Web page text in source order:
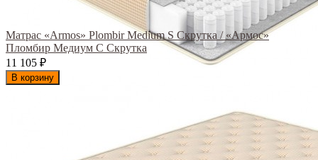
Матрас «Armos» Plombir Medium S Скрутка / «Армос»
Пломбир Медиум С Скрутка
11 105 ₽
В корзину